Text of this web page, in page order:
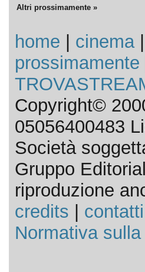
Altri prossimamente »
home cinema|
prossimamente
Copyright©
05056400483
Società
Gruppo
riproduzione
credits
contatti
Normativa